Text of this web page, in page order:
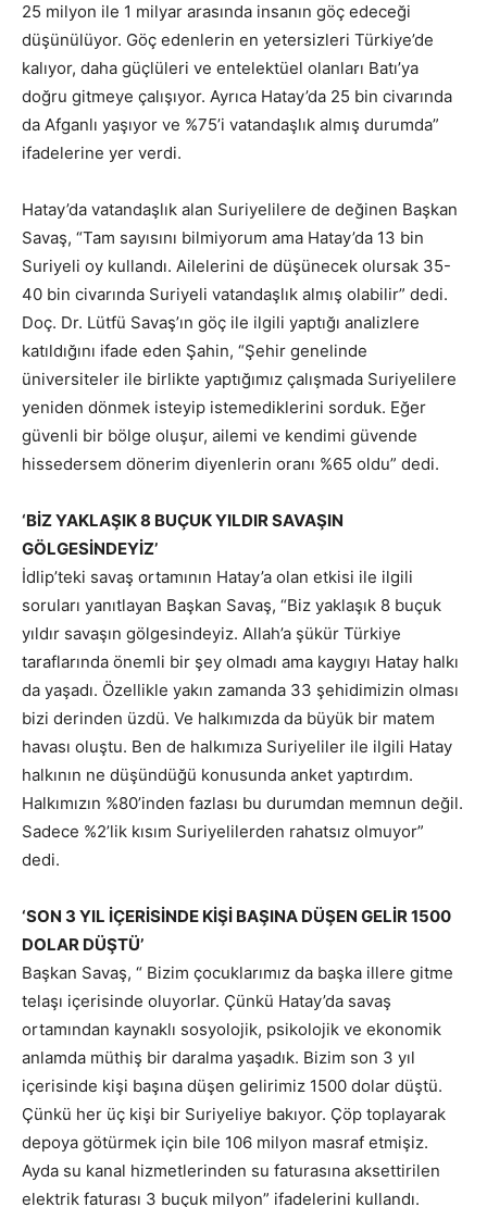
25 milyon ile 1 milyar arasında insanın göç edeceği
düşünülüyor. Göç edenlerin en yetersizleri Türkiye’de
kalıyor, daha güçlüleri ve entelektüel olanları Batı’ya
doğru gitmeye çalışıyor. Ayrıca Hatay’da 25 bin civarında
da Afganlı yaşıyor ve %75’i vatandaşlık almış durumda”
ifadelerine yer verdi.
Hatay’da vatandaşlık alan Suriyelilere de değinen Başkan
Savaş, “Tam sayısını bilmiyorum ama Hatay’da 13 bin
Suriyeli oy kullandı. Ailelerini de düşünecek olursak 35-
40 bin civarında Suriyeli vatandaşlık almış olabilir” dedi.
Doç. Dr. Lütfü Savaş’ın göç ile ilgili yaptığı analizlere
katıldığını ifade eden Şahin, “Şehir genelinde
üniversiteler ile birlikte yaptığımız çalışmada Suriyelilere
yeniden dönmek isteyip istemediklerini sorduk. Eğer
güvenli bir bölge oluşur, ailemi ve kendimi güvende
hissedersem dönerim diyenlerin oranı %65 oldu” dedi.
‘BİZ YAKLAŞIK 8 BUÇUK YILDIR SAVAŞIN
GÖLGESİNDEYİZ’
İdlip’teki savaş ortamının Hatay’a olan etkisi ile ilgili
soruları yanıtlayan Başkan Savaş, “Biz yaklaşık 8 buçuk
yıldır savaşın gölgesindeyiz. Allah’a şükür Türkiye
taraflarında önemli bir şey olmadı ama kaygıyı Hatay halkı
da yaşadı. Özellikle yakın zamanda 33 şehidimizin olması
bizi derinden üzdü. Ve halkımızda da büyük bir matem
havası oluştu. Ben de halkımıza Suriyeliler ile ilgili Hatay
halkının ne düşündüğü konusunda anket yaptırdım.
Halkımızın %80’inden fazlası bu durumdan memnun değil.
Sadece %2’lik kısım Suriyelilerden rahatsız olmuyor”
dedi.
‘SON 3 YIL İÇERİSİNDE KİŞİ BAŞINA DÜŞEN GELİR 1500
DOLAR DÜŞTÜ’
Başkan Savaş, “ Bizim çocuklarımız da başka illere gitme
telaşı içerisinde oluyorlar. Çünkü Hatay’da savaş
ortamından kaynaklı sosyolojik, psikolojik ve ekonomik
anlamda müthiş bir daralma yaşadık. Bizim son 3 yıl
içerisinde kişi başına düşen gelirimiz 1500 dolar düştü.
Çünkü her üç kişi bir Suriyeliye bakıyor. Çöp toplayarak
depoya götürmek için bile 106 milyon masraf etmişiz.
Ayda su kanal hizmetlerinden su faturasına aksettirilen
elektrik faturası 3 buçuk milyon” ifadelerini kullandı.